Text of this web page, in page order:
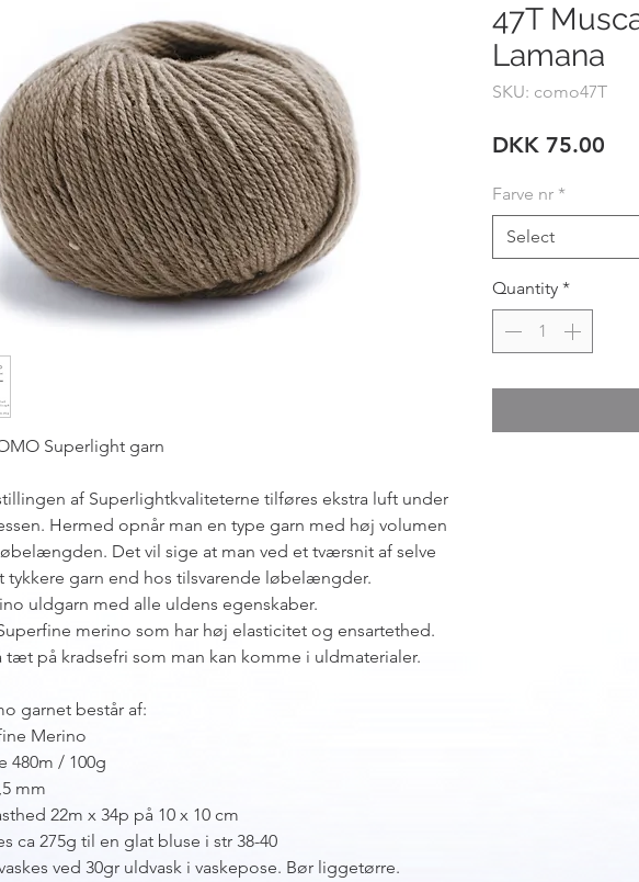
Superlight garn
af Superlightkvaliteterne tilføres ekstra luft under
Hermed opnår man en type garn med høj volumen
Det vil sige at man ved et tværsnit af selve
tykkere garn end hos tilsvarende løbelængder.
uldgarn med alle uldens egenskaber.
merino som har høj elasticitet og ensartethed.
tæt på kradsefri som man kan komme i uldmaterialer.
garnet består af:
Merino
/ 100g
mm
22m x 34p på 10 x 10 cm
ca 275g til en glat bluse i str 38-40
ved 30gr uldvask i vaskepose. Bør liggetørre.
47T
Lamana
SKU: como47T
DKK 75.00
Farve nr *
Select
Quantity *